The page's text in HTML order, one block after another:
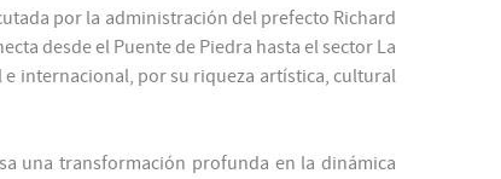
por la administración del prefecto Richard
desde el Puente de Piedra hasta el sector La
internacional, por su riqueza artística, cultural
una transformación profunda en la dinámica